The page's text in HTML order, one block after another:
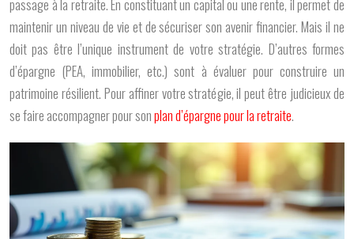
passage à la retraite. En constituant un capital ou une rente, il permet de
maintenir un niveau de vie et de sécuriser son avenir financier. Mais il ne
doit pas être l’unique instrument de votre stratégie. D’autres formes
d’épargne (PEA, immobilier, etc.) sont à évaluer pour construire un
patrimoine résilient. Pour affiner votre stratégie, il peut être judicieux de
se faire accompagner pour sonplan d’épargne pour la retraite.